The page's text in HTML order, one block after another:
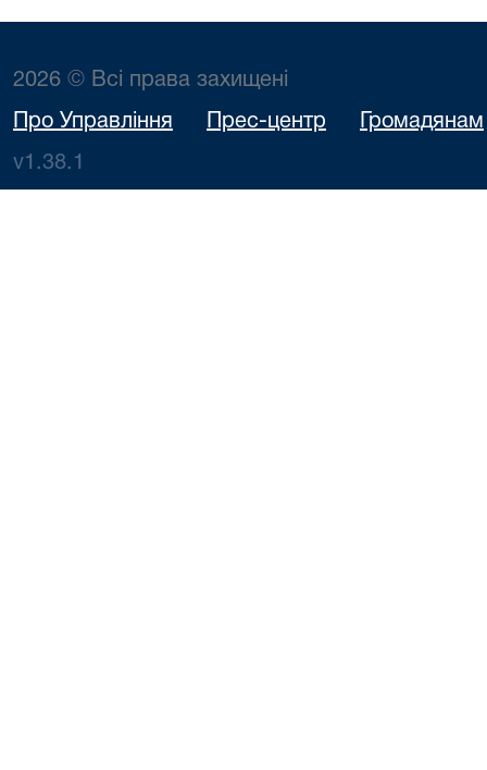
2026 © Всі права захищені
Про Управління Прес-центр Громадянам
v1.38.1